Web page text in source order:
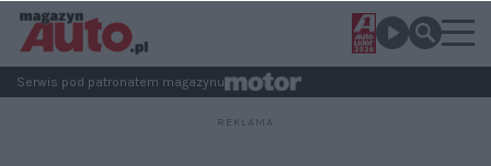
Serwis pod patronatem magazynu